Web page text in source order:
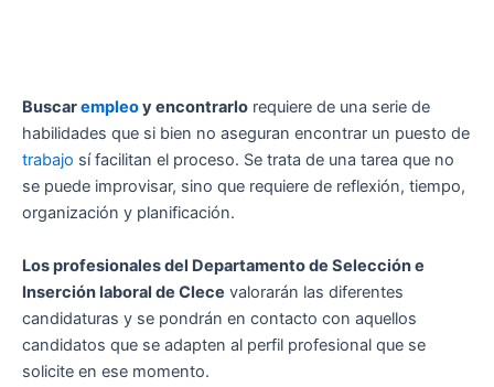
Buscarempleoy encontrarlo requiere de una serie de
habilidades que si bien no aseguran encontrar un puesto de
trabajo sí facilitan el proceso. Se trata de una tarea que no
se puede improvisar, sino que requiere de reflexión, tiempo,
organización y planificación.
Los profesionales del Departamento de Selección e
Inserción laboral de Clece valorarán las diferentes
candidaturas y se pondrán en contacto con aquellos
candidatos que se adapten al perfil profesional que se
solicite en ese momento.